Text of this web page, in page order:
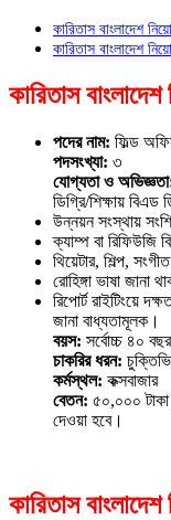
কারিতাস বাংলাদেশ
কারিতাস বাংলাদেশ
কারিতাস
পদের নাম: ফিল্ড
পদসংখ্যা: ৩
যোগ্যতা ও
ডিগ্রি/শিক্ষায় বিএড
উন্নয়ন সংস্থায়
ক্যাম্প বা রিফিউজি
থিয়েটার, শিল্প,
রোহিঙ্গা ভাষা
রিপোর্ট রাইটিংয়ে
জানা বাধ্যতামূলক।
বয়স: সর্বোচ্চ ৪০ বছর
চাকরির ধরন:
কর্মস্থল: কক্সবাজার
বেতন: ৫০,০০০
দেওয়া হবে।
কারিতাস